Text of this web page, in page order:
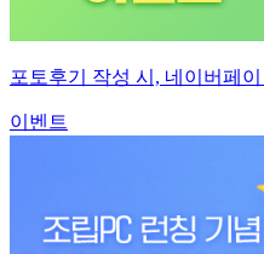
포토후기 작성 시, 네이버페
이벤트